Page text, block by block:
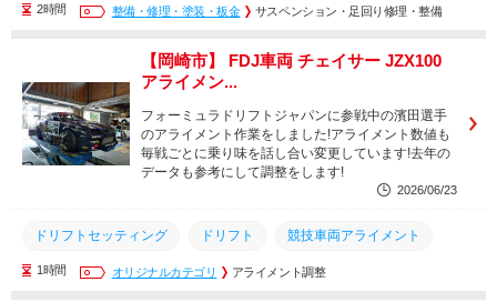
ドリフトセッティング ドリフト 競技車両アライメント
４輪アライメント 名古屋市
豊橋市 豊川市 西尾市
岡崎市 三河エリア 愛知県
2時間 整備・修理・塗装・板金 サスペンション・足回り修理・整備
【岡崎市】 FDJ車両 チェイサー JZX100
アライメン...
フォーミュラドリフトジャパンに参戦中の濱田選手
のアライメント作業をしました!アライメント数値も
毎戦ごとに乗り味を話し合い変更しています!去年の
データも参考にして調整をします!
2026/06/23
ドリフトセッティング ドリフト 競技車両アライメント
４輪アライメント アライメント FDJ
1時間 オリジナルカテゴリ アライメント調整